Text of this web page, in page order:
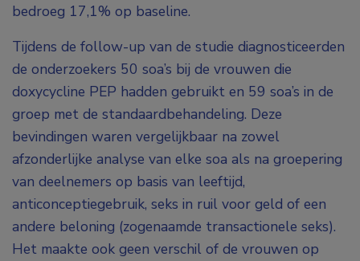
bedroeg 17,1% op baseline.
Tijdens de follow-up van de studie diagnosticeerden
de onderzoekers 50 soa’s bij de vrouwen die
doxycycline PEP hadden gebruikt en 59 soa’s in de
groep met de standaardbehandeling. Deze
bevindingen waren vergelijkbaar na zowel
afzonderlijke analyse van elke soa als na groepering
van deelnemers op basis van leeftijd,
anticonceptiegebruik, seks in ruil voor geld of een
andere beloning (zogenaamde transactionele seks).
Het maakte ook geen verschil of de vrouwen op